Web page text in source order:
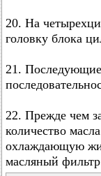
20. На
головку блока
21. Последующие
22. Прежде чем
количество
охлаждающую
масляный